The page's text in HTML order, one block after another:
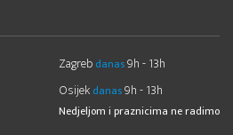
Zagreb danas9h - 13h
Osijek danas9h - 13h
Nedjeljom i praznicima ne radimo